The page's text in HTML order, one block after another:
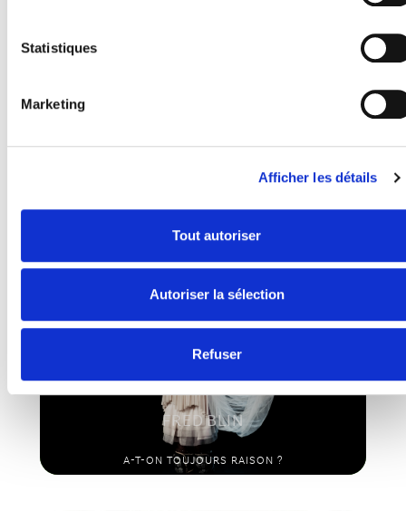
Statistiques
Marketing
Afficher les détails
Tout autoriser
Autoriser la sélection
Refuser
FLORIS AND THE FLAMES
FRED BLIN
A-T-ON TOUJOURS RAISON ?